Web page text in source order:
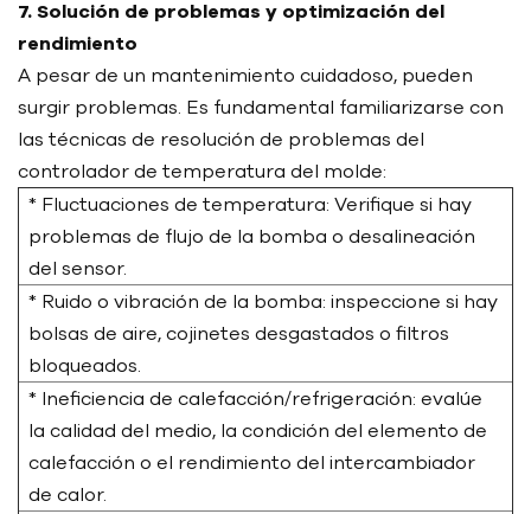
7. Solución de problemas y optimización del
rendimiento
A pesar de un mantenimiento cuidadoso, pueden
surgir problemas. Es fundamental familiarizarse con
las técnicas de resolución de problemas del
controlador de temperatura del molde:
* Fluctuaciones de temperatura: Verifique si hay
problemas de flujo de la bomba o desalineación
del sensor.
* Ruido o vibración de la bomba: inspeccione si hay
bolsas de aire, cojinetes desgastados o filtros
bloqueados.
* Ineficiencia de calefacción/refrigeración: evalúe
la calidad del medio, la condición del elemento de
calefacción o el rendimiento del intercambiador
de calor.